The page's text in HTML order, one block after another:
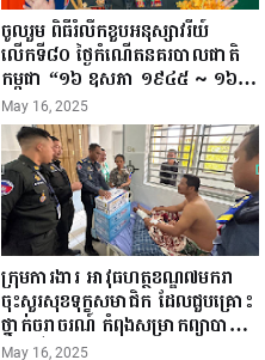
ចូលរួម ពិធីរំលឹកខួបអនុស្សាវរីយ៍
លើកទី៨០ ថ្ងៃកំណើតនគរបាលជាតិ
កម្ពុជា “១៦ ឧសភា ១៩៤៥ ~ ១៦
ឧសភា ២០២៥”...
May 16, 2025
ក្រុមការងារ អាវុធហត្ថខណ្ឌ៧មករា
ចុះសួរសុខទុក្ខសមាជិក ដែលជួបគ្រោះ
ថ្នាក់ចរាចរណ៍ កំពុងសម្រាកព្យាបាល
នៅមន្ទីរពេទ្យ!
May 16, 2025